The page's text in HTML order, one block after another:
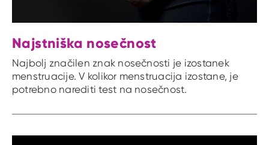
Najstniška nosečnost
Najbolj značilen znak nosečnosti je izostanek
menstruacije. V kolikor menstruacija izostane, je
potrebno narediti test na nosečnost.